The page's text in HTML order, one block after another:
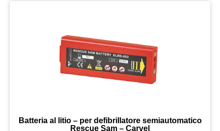
Batteria al litio – per defibrillatore semiautomatico
Rescue Sam – Carvel